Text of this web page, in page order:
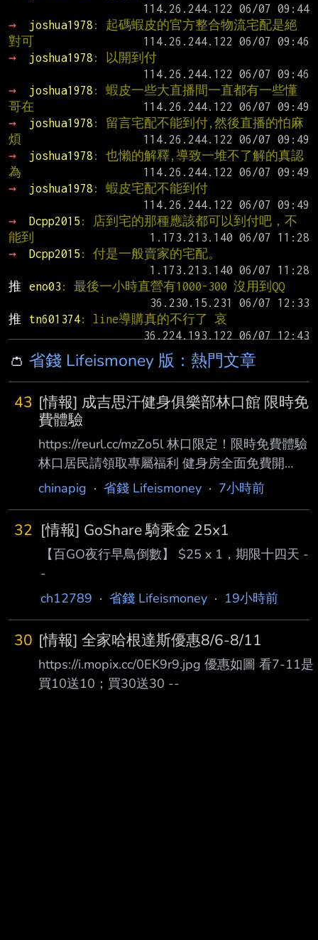
→
joshua1978 : 起碼蝦皮的官方整合物流宅配是絕
對可
→
joshua1978 : 以開到付
→
joshua1978 : 蝦皮一些大直播間一直都有一些懂
哥在
→
joshua1978 : 留言宅配不能到付,然後直播的怕麻
煩
→
joshua1978 : 也懶的解釋,導致一堆不了解的真認
為
→
joshua1978 : 蝦皮宅配不能到付
→
Dcpp2015 : 店到宅的那種應該都可以到付吧，不
能到
→
Dcpp2015 : 付是一般賣家的宅配。
推
eno03 : 最後一小時直營有1000-300 沒用到QQ
推
tn601374: line導購真的不行了 哀
👛 省錢 Lifeismoney 版：熱門文章
43 [情報] 成吉思汗健身俱樂部林口館 限時免
費體驗
https://reurl.cc/mzZo5l 林口限定！限時免費體驗
林口居民請領取專屬福利 健身房全面免費開
放！ 8/7(五)15:00 ～ 8/16(日)24:00止 不限會
心提醒：13 歲以上未滿 20 歲，請攜帶家長授
權同意書喔！) --------------------------------
----- 鄉民有福了 全台最頂的健身房 全面免費開
放 不管是想要練成漢肩 還是膝蓋卡卡的不夠軟
都可以去體驗看看 --
chinapig · 省錢 Lifeismoney · 7小時前
32 [情報] GoShare 騎乘金 25x1
【百GO夜行早鳥倒數】 $25 x 1，期限十四天 -
-
ch12789 ·省錢 Lifeismoney · 19小時前
30 [情報] 全家哈根達斯優惠8/6-8/11
https://i.mopix.cc/0EK9r9.jpg 優惠如圖 看7-11是
買10送10；買30送30 --